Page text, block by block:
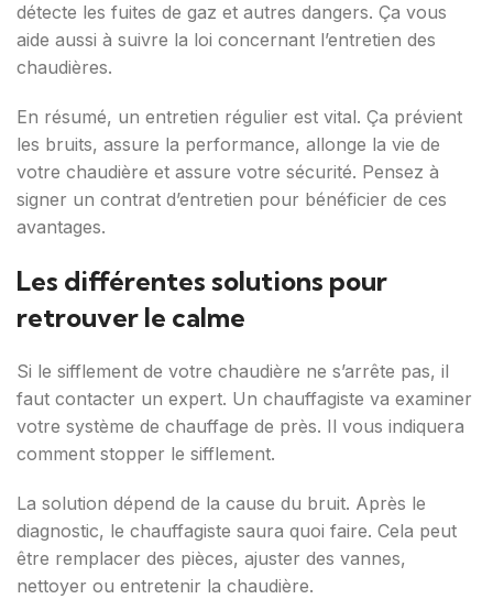
détecte les fuites de gaz et autres dangers. Ça vous
aide aussi à suivre la loi concernant l’entretien des
chaudières.
En résumé, un entretien régulier est vital. Ça prévient
les bruits, assure la performance, allonge la vie de
votre chaudière et assure votre sécurité. Pensez à
signer un contrat d’entretien pour bénéficier de ces
avantages.
Les différentes solutions pour
retrouver le calme
Si le sifflement de votre chaudière ne s’arrête pas, il
faut contacter un expert. Un chauffagiste va examiner
votre système de chauffage de près. Il vous indiquera
comment stopper le sifflement.
La solution dépend de la cause du bruit. Après le
diagnostic, le chauffagiste saura quoi faire. Cela peut
être remplacer des pièces, ajuster des vannes,
nettoyer ou entretenir la chaudière.